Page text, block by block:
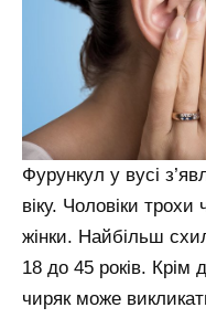
Фурункул у вусі
віку. Чоловіки
жінки. Найбільш
18 до 45 років.
чиряк може